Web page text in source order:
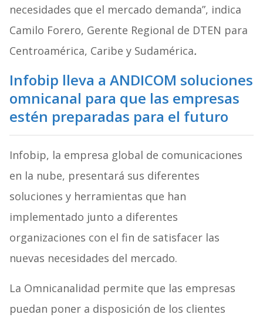
necesidades que el mercado demanda”, indica
Camilo Forero, Gerente Regional de DTEN para
Centroamérica, Caribe y Sudamérica.
Infobip lleva a ANDICOM soluciones
omnicanal para que las empresas
estén preparadas para el futuro
Infobip, la empresa global de comunicaciones
en la nube, presentará sus diferentes
soluciones y herramientas que han
implementado junto a diferentes
organizaciones con el fin de satisfacer las
nuevas necesidades del mercado.
La Omnicanalidad permite que las empresas
puedan poner a disposición de los clientes